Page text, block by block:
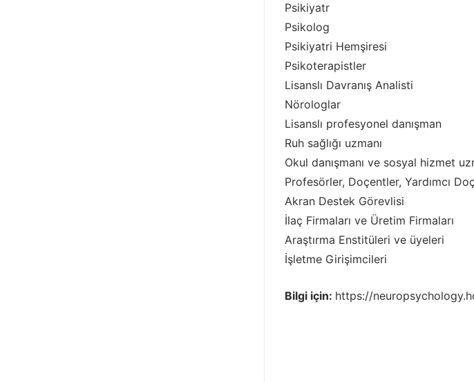
Psikiyatr
Psikolog
Psikiyatri Hemşiresi
Psikoterapistler
Lisanslı Davranış Analisti
Nörologlar
Lisanslı profesyonel danışman
Ruh sağlığı uzmanı
Okul danışmanı ve sosyal hizmet
Profesörler, Doçentler, Yardımcı
Akran Destek Görevlisi
İlaç Firmaları ve Üretim Firmaları
Araştırma Enstitüleri ve üyeleri
İşletme Girişimcileri
Bilgi için: https://